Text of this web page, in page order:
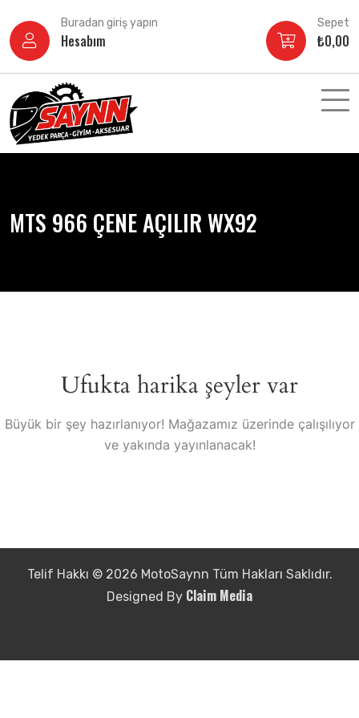
atla
Buradan giriş yapın
Hesabım
Sepet
₺0,00
MTS 966 ÇENE AÇILIR WX92
Ufukta harika şeyler var
Büyük bir şey hazırlanıyor! Mağazamız üzerinde çalışılıyor
ve yakında yayınlanacak!
Telif Hakkı © 2026 MotoSaynn Tüm Hakları Saklıdır.
Designed By Claim Media